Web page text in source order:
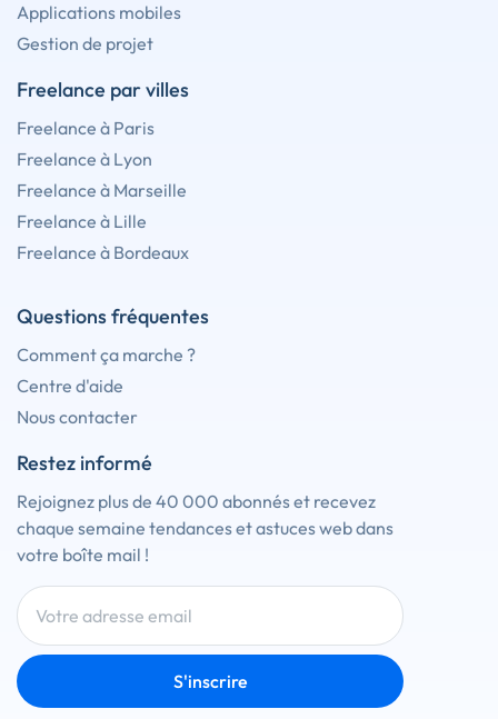
Applications mobiles
Gestion de projet
Freelance par villes
Freelance à Paris
Freelance à Lyon
Freelance à Marseille
Freelance à Lille
Freelance à Bordeaux
Questions fréquentes
Comment ça marche ?
Centre d'aide
Nous contacter
Restez informé
Rejoignez plus de 40 000 abonnés et recevez
chaque semaine tendances et astuces web dans
votre boîte mail !
S'inscrire